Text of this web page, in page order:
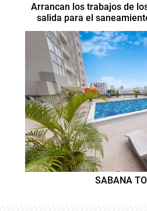
Arrancan los trabajos de
salida para el
SABANA